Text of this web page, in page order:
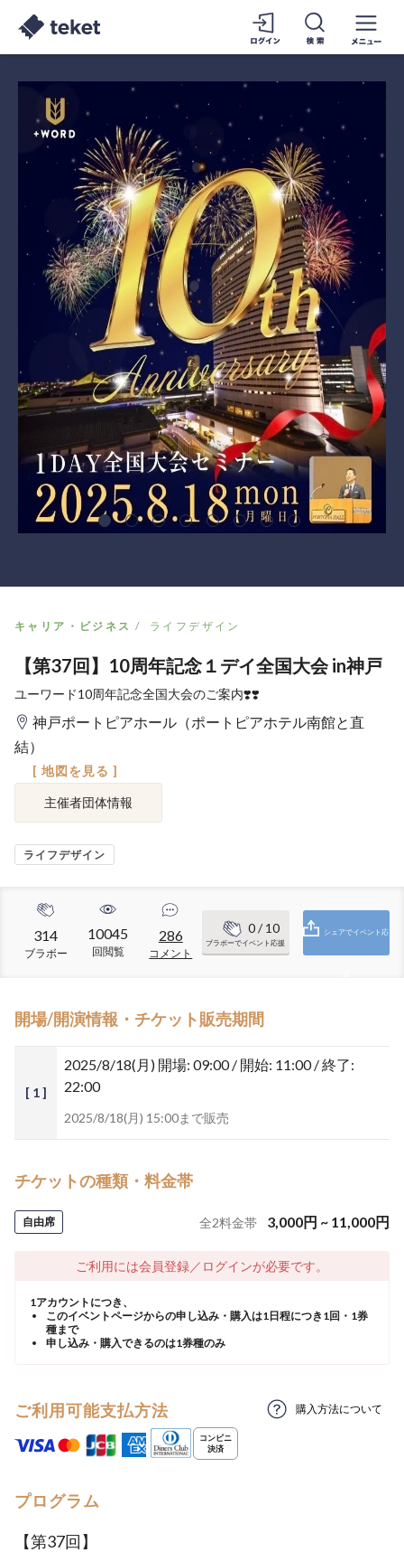
キャリア・ビジネス ライフデザイン
【第37回】10周年記念１デイ全国大会 in神戸
ユーワード10周年記念全国大会のご案内❣️❣️
神戸ポートピアホール（ポートピアホテル南館と直
結）
[ 地図を見る ]
主催者団体情報
ライフデザイン
314
ブラボー
10045
回閲覧
286
コメント
0/ 10
ブラボーでイベント応援
シェアでイベント応
開場/開演情報・チケット販売期間
[ 1 ]
2025/8/18(月) 開場: 09:00 / 開始: 11:00 / 終了:
22:00
2025/8/18(月) 15:00まで販売
チケットの種類・料金帯
自由席 全2料金帯 3,000円 ~ 11,000円
ご利用には会員登録／ログインが必要です。
1アカウントにつき、
このイベントページからの申し込み・購入は1日程につき1回・1券
種まで
申し込み・購入できるのは1券種のみ
ご利用可能支払方法 購入方法について
プログラム
【第37回】